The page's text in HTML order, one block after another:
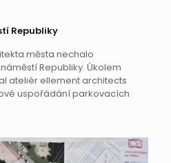
Republiky
města nechalo
Republiky. Úkolem
ateliér ellement architects
uspořádání parkovacích